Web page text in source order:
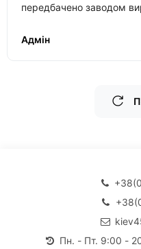
передбачено заводом
Адмін
Пн. - Пт. 9:00 -